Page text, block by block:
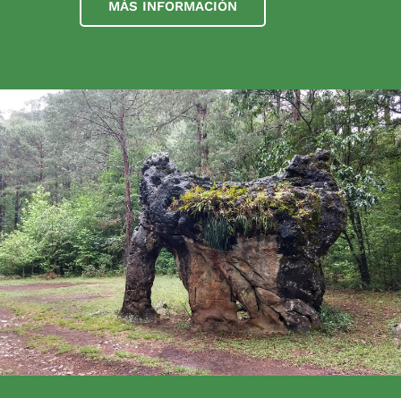
MÁS INFORMACIÓN